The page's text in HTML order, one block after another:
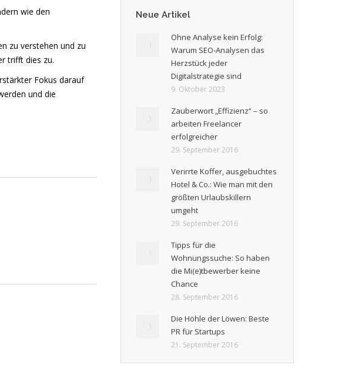
wie den
zu verstehen und zu
trifft dies zu.
Fokus darauf
und die
Neue Artikel
Ohne Analyse kein Erfolg:
Warum SEO-Analysen das
Herzstück jeder
Digitalstrategie sind
9. Oktober 2023
Zauberwort „Effizienz“ – so
arbeiten Freelancer
erfolgreicher
29. September 2016
Verirrte Koffer, ausgebuchtes
Hotel & Co.: Wie man mit den
größten Urlaubskillern
umgeht
29. September 2016
Tipps für die
Wohnungssuche: So haben
die Mi(e)tbewerber keine
Chance
28. September 2016
Die Höhle der Löwen: Beste
PR für Startups
21. September 2016